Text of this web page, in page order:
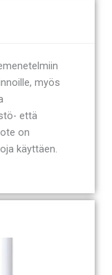
myös
että
on
käyttäen.